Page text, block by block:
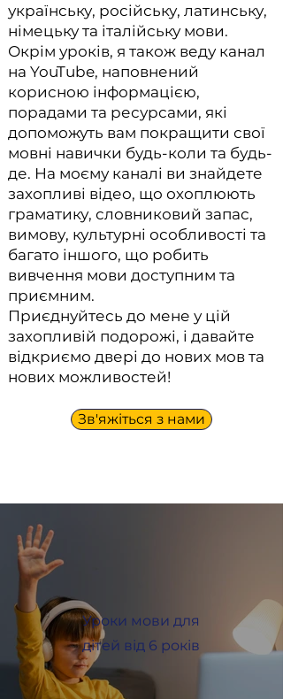
українську, російську, латинську,
німецьку та італійську мови.
Окрім уроків, я також веду канал
на YouTube, наповнений
корисною інформацією,
порадами та ресурсами, які
допоможуть вам покращити свої
мовні навички будь-коли та будь-
де. На моєму каналі ви знайдете
захопливі відео, що охоплюють
граматику, словниковий запас,
вимову, культурні особливості та
багато іншого, що робить
вивчення мови доступним та
приємним.
Приєднуйтесь до мене у цій
захопливій подорожі, і давайте
відкриємо двері до нових мов та
нових можливостей!
Зв'яжіться з нами
Уроки мови для
дітей від 6 років